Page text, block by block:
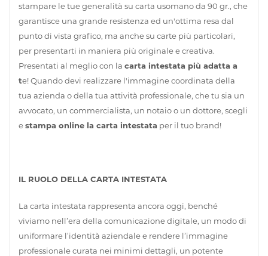
stampare le tue generalità su carta usomano da 90 gr., che
garantisce una grande resistenza ed un'ottima resa dal
punto di vista grafico, ma anche su carte più particolari,
per presentarti in maniera più originale e creativa.
Presentati al meglio con la carta intestata più adatta a
te! Quando devi realizzare l'immagine coordinata della
tua azienda o della tua attività professionale, che tu sia un
avvocato, un commercialista, un notaio o un dottore, scegli
estampa online la carta intestata per il tuo brand!
IL RUOLO DELLA CARTA INTESTATA
La carta intestata rappresenta ancora oggi, benché
viviamo nell’era della comunicazione digitale, un modo di
uniformare l’identità aziendale e rendere l’immagine
professionale curata nei minimi dettagli, un potente